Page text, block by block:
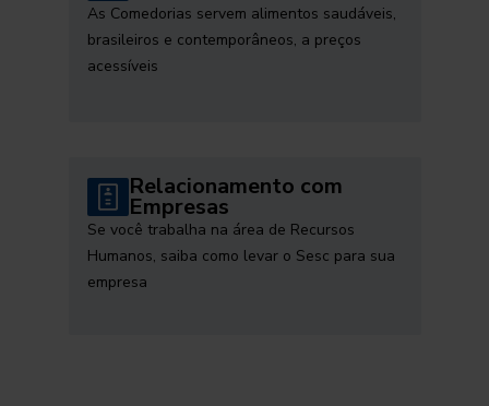
As Comedorias servem alimentos saudáveis,
brasileiros e contemporâneos, a preços
acessíveis
Relacionamento com
Empresas
Se você trabalha na área de Recursos
Humanos, saiba como levar o Sesc para sua
empresa